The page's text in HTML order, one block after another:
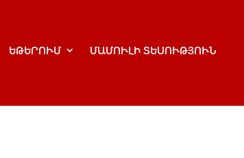
ԵԹԵՐՈՒՄ ՄԱՄՈՒԼԻ ՏԵՍՈՒԹՅՈՒՆ